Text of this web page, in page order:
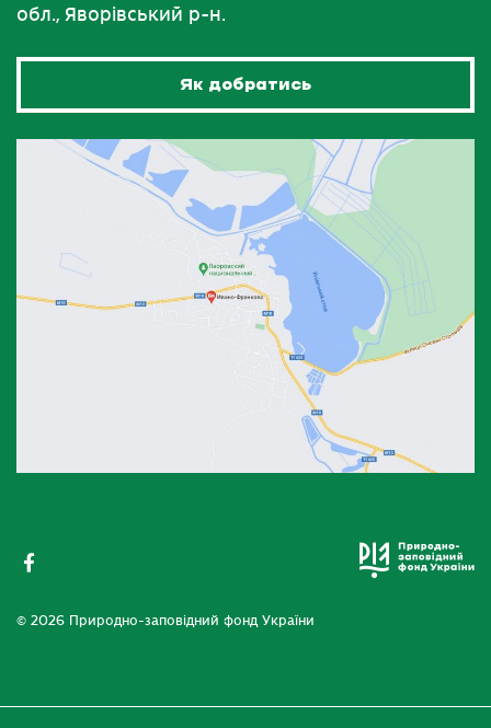
обл., Яворівський р-н.
Як добратись
© 2026 Природно-заповідний фонд України